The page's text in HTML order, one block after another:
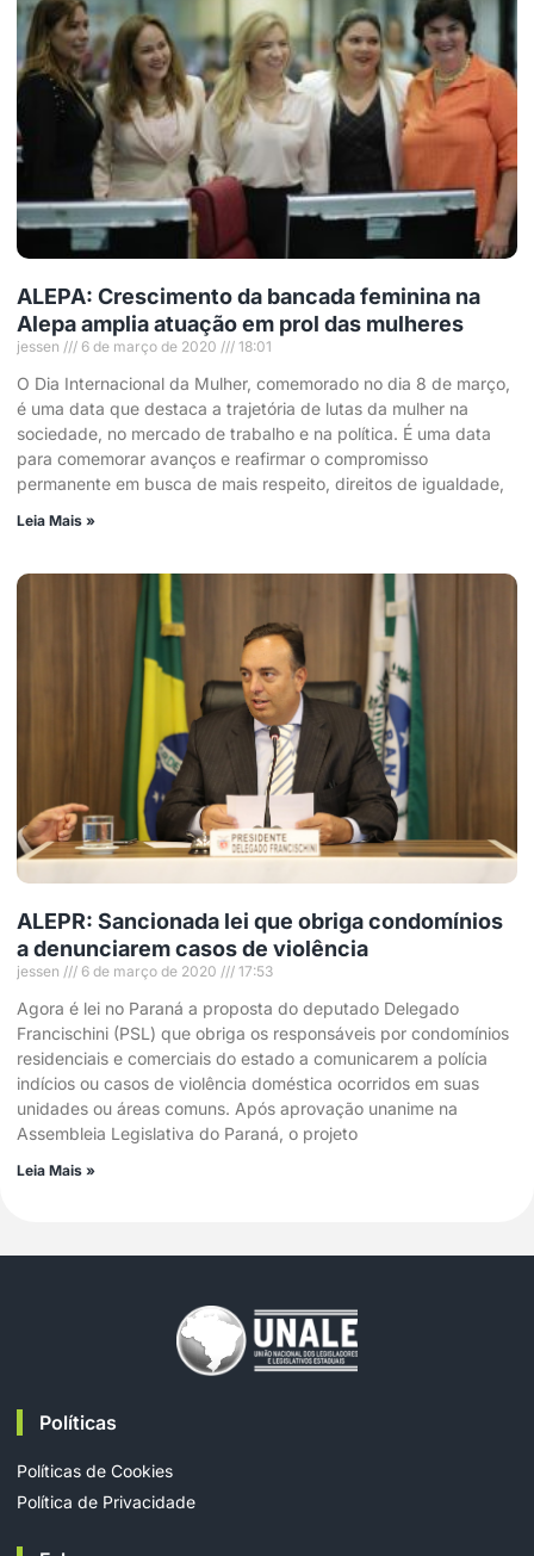
ALEPA: Crescimento da bancada feminina na
Alepa amplia atuação em prol das mulheres
jessen 6 de março de 2020 18:01
O Dia Internacional da Mulher, comemorado no dia 8 de março,
é uma data que destaca a trajetória de lutas da mulher na
sociedade, no mercado de trabalho e na política. É uma data
para comemorar avanços e reafirmar o compromisso
permanente em busca de mais respeito, direitos de igualdade,
Leia Mais »
ALEPR: Sancionada lei que obriga condomínios
a denunciarem casos de violência
jessen 6 de março de 2020 17:53
Agora é lei no Paraná a proposta do deputado Delegado
Francischini (PSL) que obriga os responsáveis por condomínios
residenciais e comerciais do estado a comunicarem a polícia
indícios ou casos de violência doméstica ocorridos em suas
unidades ou áreas comuns. Após aprovação unanime na
Assembleia Legislativa do Paraná, o projeto
Leia Mais »
Políticas
Políticas de Cookies
Política de Privacidade